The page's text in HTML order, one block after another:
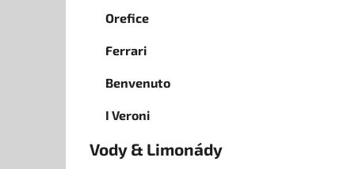
Orefice
Ferrari
Benvenuto
I Veroni
Vody & Limonády